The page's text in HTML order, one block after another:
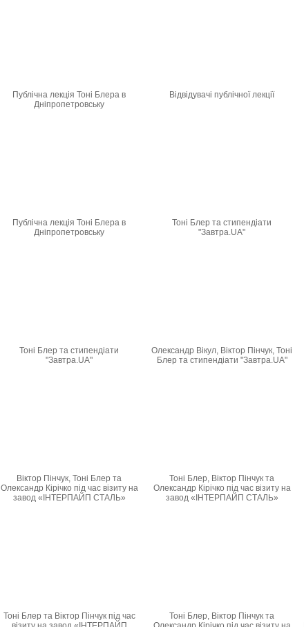
Публічна лекція Тоні Блера в
Дніпропетровську
Відвідувачі публічної лекції
Публічна лекція Тоні Блера в
Дніпропетровську
Тоні Блер та стипендіати
"Завтра.UA"
Тоні Блер та стипендіати
"Завтра.UA"
Олександр Вікул, Віктор Пінчук, Тоні
Блер та стипендіати "Завтра.UA"
Віктор Пінчук, Тоні Блер та
Олександр Кірічко під час візиту на
завод «ІНТЕРПАЙП СТАЛЬ»
Тоні Блер, Віктор Пінчук та
Олександр Кірічко під час візиту на
завод «ІНТЕРПАЙП СТАЛЬ»
Тоні Блер та Віктор Пінчук під час
Тоні Блер, Віктор Пінчук та